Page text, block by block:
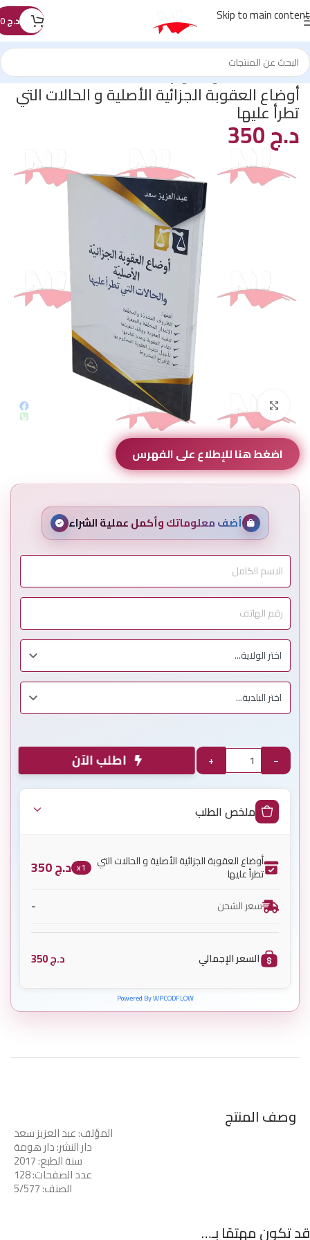
Skip to main content د.ج
الرئيسية/كتب القانون/قانون الإجراءات الجزائية
أوضاع العقوبة الجزائية الأصلية و الحالات التي
تطرأ عليها
د.ج
اضغط هنا للإطلاع على الفهرس
أضف معلوماتك وأكمل عملية الشراء
−
+ اطلب الآن
ملخص الطلب
أوضاع العقوبة الجزائية الأصلية و الحالات التي
تطرأ عليها x1 د.ج
سعر الشحن -
السعر الإجمالي د.ج
Powered By WPCODFLOW
وصف المنتج
المؤلف: عبد العزيز سعد
دار النشر: دار هومة
سنة الطبع: 2017
عدد الصفحات: 128
الصنف: 5/577
قد تكون مهتمًا بـ…